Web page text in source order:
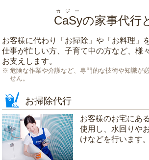
CaSy
カジー
の家事代行
お客様に代わり「 お掃除 」や「 お料理 」
仕事が忙しい方、子育て中の方など、様
お支えします。
危険な作業や介護など、専門的な技術や知識が
せん。
お掃除代行
お客様のお宅にあ
使用し、水回りや
けなどを行います。